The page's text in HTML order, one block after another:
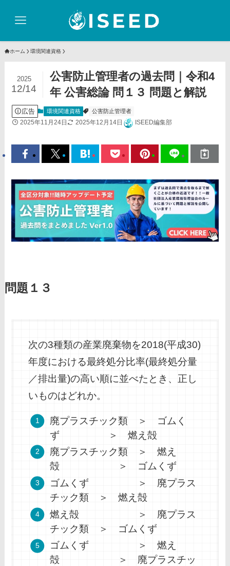
ホーム 環境関連資格
公害防止管理者の過去問｜令和4
年 公害総論 問１３ 問題と解説
2025
12/14
広告 環境関連資格 公害防止管理者
2025年11月24日 2025年12月14日 ISEED編集部
問題１３
次の3種類の産業廃棄物を2018(平成30)
年度における最終処分比率(最終処分量
／排出量)の高い順に並べたとき、正し
いものはどれか。
廃プラスチック類 ＞ ゴムく
ず ＞ 燃え殻
廃プラスチック類 ＞ 燃え
殻 ＞ ゴムくず
ゴムくず ＞ 廃プラス
チック類 ＞ 燃え殻
燃え殻 ＞ 廃プラス
チック類 ＞ ゴムくず
ゴムくず ＞ 燃え
殻 ＞ 廃プラスチッ